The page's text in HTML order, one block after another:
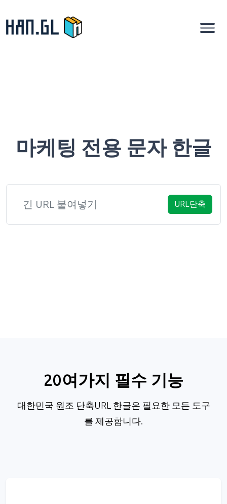
마케팅 전용 문자 한글
URL단축
20여가지 필수 기능
대한민국 원조 단축URL 한글은 필요한 모든 도구
를 제공합니다.